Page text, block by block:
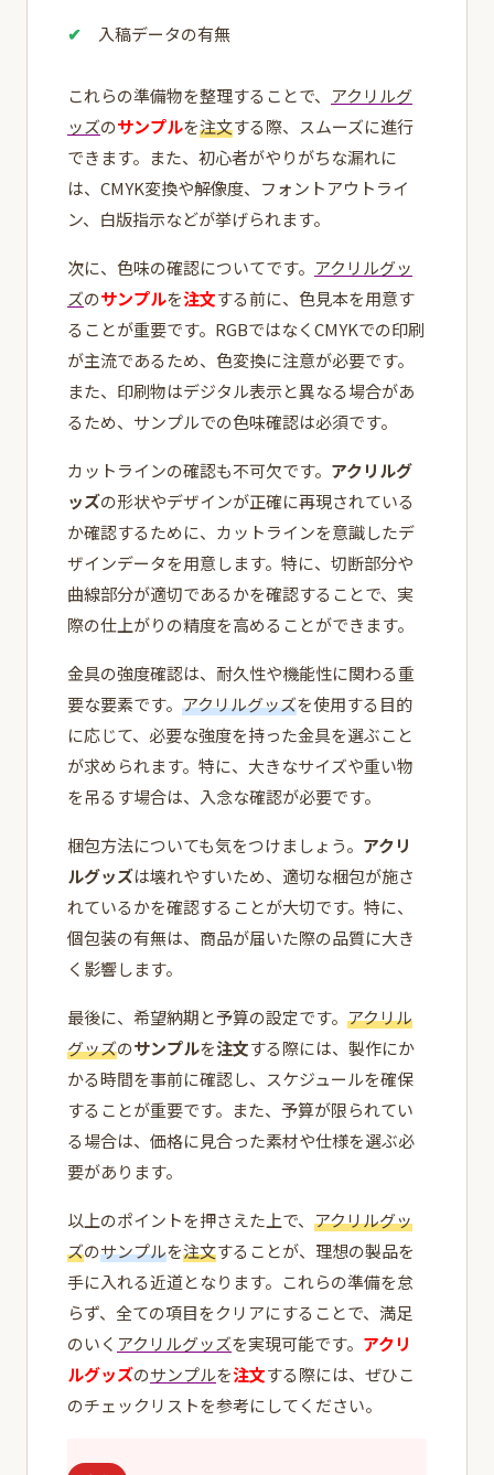
入稿データの有無
これらの準備物を整理することで、 アクリルグ
ッズのサンプルを注文する際、スムーズに進行
できます。また、初心者がやりがちな漏れに
は、CMYK変換や解像度、フォントアウトライ
ン、白版指示などが挙げられます。
次に、色味の確認についてです。 アクリルグッ
ズのサンプルを注文する前に、色見本を用意す
ることが重要です。RGBではなくCMYKでの印刷
が主流であるため、色変換に注意が必要です。
また、印刷物はデジタル表示と異なる場合があ
るため、サンプルでの色味確認は必須です。
カットラインの確認も不可欠です。 アクリルグ
ッズの形状やデザインが正確に再現されている
か確認するために、カットラインを意識したデ
ザインデータを用意します。特に、切断部分や
曲線部分が適切であるかを確認することで、実
際の仕上がりの精度を高めることができます。
金具の強度確認は、耐久性や機能性に関わる重
要な要素です。 アクリルグッズを使用する目的
に応じて、必要な強度を持った金具を選ぶこと
が求められます。特に、大きなサイズや重い物
を吊るす場合は、入念な確認が必要です。
梱包方法についても気をつけましょう。 アクリ
ルグッズは壊れやすいため、適切な梱包が施さ
れているかを確認することが大切です。特に、
個包装の有無は、商品が届いた際の品質に大き
く影響します。
最後に、希望納期と予算の設定です。 アクリル
グッズのサンプルを注文する際には、製作にか
かる時間を事前に確認し、スケジュールを確保
することが重要です。また、予算が限られてい
る場合は、価格に見合った素材や仕様を選ぶ必
要があります。
以上のポイントを押さえた上で、 アクリルグッ
ズのサンプルを注文することが、理想の製品を
手に入れる近道となります。これらの準備を怠
らず、全ての項目をクリアにすることで、満足
のいく アクリルグッズを実現可能です。 アクリ
ルグッズのサンプルを注文する際には、ぜひこ
のチェックリストを参考にしてください。